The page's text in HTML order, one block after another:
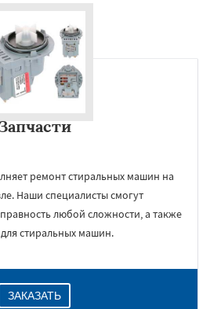
ремонт стиральных машин на
Наши специалисты смогут
любой сложности, а также
для стиральных машин.
ЗАКАЗАТЬ